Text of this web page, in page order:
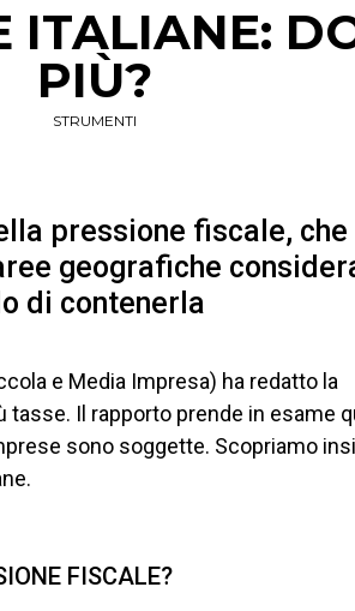
ITALIANE:
PIÙ?
STRUMENTI
pressione fiscale, che
geografiche
di contenerla
e Media Impresa) ha redatto la
Il rapporto prende in esame
sono soggette. Scopriamo
FISCALE?